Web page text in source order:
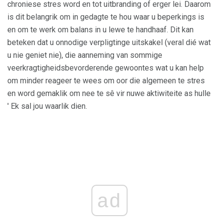
chroniese stres word en tot uitbranding of erger lei. Daarom
is dit belangrik om in gedagte te hou waar u beperkings is
en om te werk om balans in u lewe te handhaaf. Dit kan
beteken dat u onnodige verpligtinge uitskakel (veral dié wat
u nie geniet nie), die aanneming van sommige
veerkragtigheidsbevorderende gewoontes wat u kan help
om minder reageer te wees om oor die algemeen te stres
en word gemaklik om nee te sê vir nuwe aktiwiteite as hulle
' Ek sal jou waarlik dien.
ad